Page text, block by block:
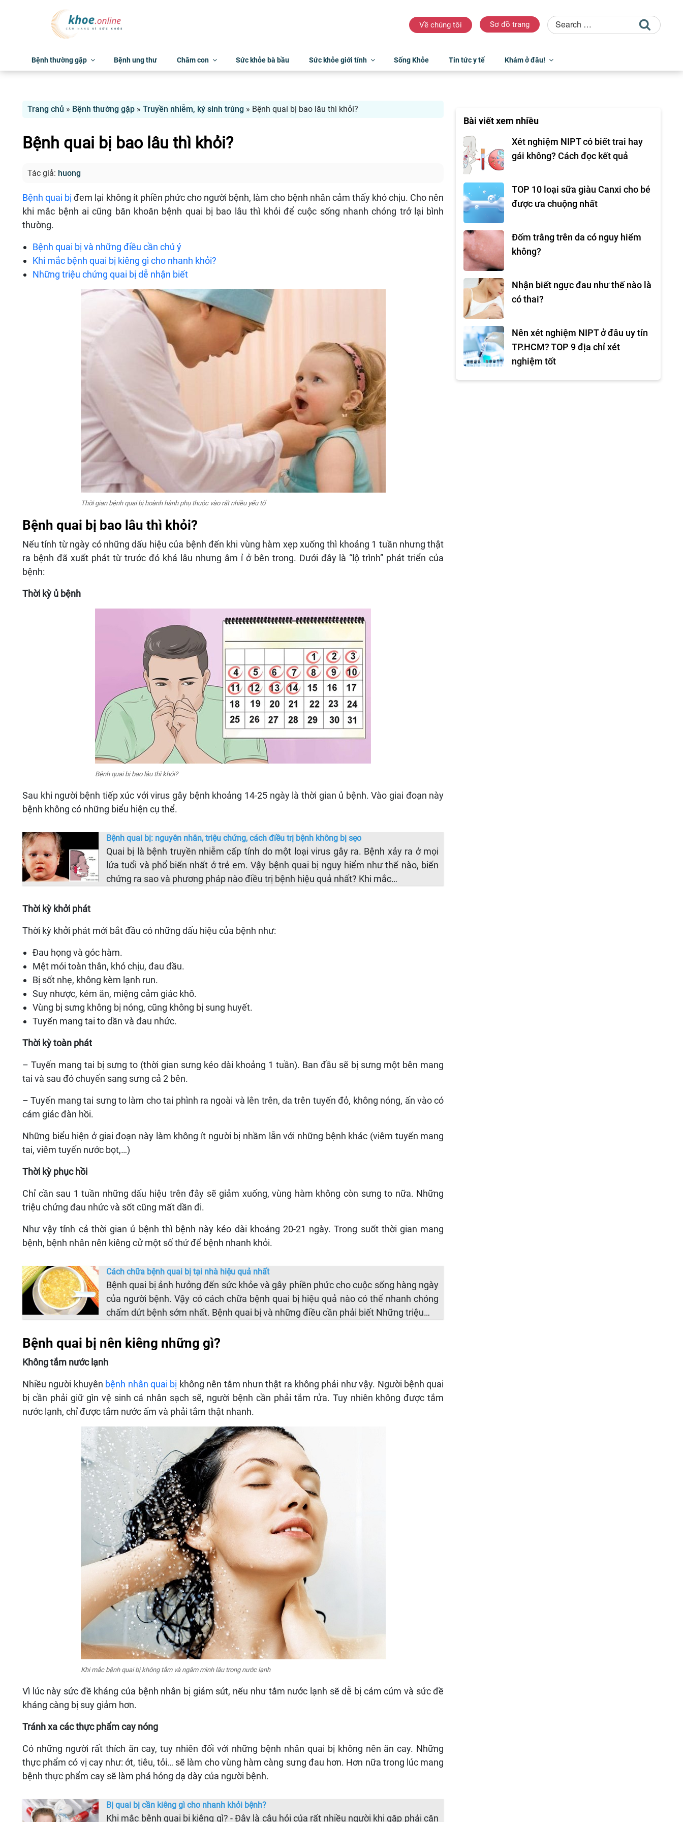
Về chúng tôi Sơ đồ trang
Bệnh thường gặp Bệnh ung thư Chăm con Sức khỏe bà bầu Sức khỏe giới tính Sống Khỏe Tin tức y tế Khám ở đâu!
Trang chủ » Bệnh thường gặp » Truyền nhiễm, ký sinh trùng » Bệnh quai bị bao lâu thì khỏi?
Bệnh quai bị bao lâu thì khỏi?
Tác giả: huong
Bệnh quai bị đem lại không ít phiền phức cho người bệnh, làm cho bệnh nhân cảm thấy khó chịu. Cho nên
khi mắc bệnh ai cũng băn khoăn bệnh quai bị bao lâu thì khỏi để cuộc sống nhanh chóng trở lại bình
thường.
Bệnh quai bị và những điều cần chú ý
Khi mắc bệnh quai bị kiêng gì cho nhanh khỏi?
Những triệu chứng quai bị dễ nhận biết
Thời gian bệnh quai bị hoành hành phụ thuộc vào rất nhiều yếu tố
Bệnh quai bị bao lâu thì khỏi?
Nếu tính từ ngày có những dấu hiệu của bệnh đến khi vùng hàm xẹp xuống thì khoảng 1 tuần nhưng thật
ra bệnh đã xuất phát từ trước đó khá lâu nhưng âm ỉ ở bên trong. Dưới đây là “lộ trình” phát triển của
bệnh:
Thời kỳ ủ bệnh
Bệnh quai bị bao lâu thì khỏi?
Sau khi người bệnh tiếp xúc với virus gây bệnh khoảng 14-25 ngày là thời gian ủ bệnh. Vào giai đoạn này
bệnh không có những biểu hiện cụ thể.
Bệnh quai bị: nguyên nhân, triệu chứng, cách điều trị bệnh không bị sẹo
Quai bị là bệnh truyền nhiễm cấp tính do một loại virus gây ra. Bệnh xảy ra ở mọi
lứa tuổi và phổ biến nhất ở trẻ em. Vậy bệnh quai bị nguy hiểm như thế nào, biến
chứng ra sao và phương pháp nào điều trị bệnh hiệu quả nhất? Khi mắc…
Thời kỳ khởi phát
Thời kỳ khởi phát mới bắt đầu có những dấu hiệu của bệnh như:
Đau họng và góc hàm.
Mệt mỏi toàn thân, khó chịu, đau đầu.
Bị sốt nhẹ, không kèm lạnh run.
Suy nhược, kém ăn, miệng cảm giác khô.
Vùng bị sưng không bị nóng, cũng không bị sung huyết.
Tuyến mang tai to dần và đau nhức.
Thời kỳ toàn phát
– Tuyến mang tai bị sưng to (thời gian sưng kéo dài khoảng 1 tuần). Ban đầu sẽ bị sưng một bên mang
tai và sau đó chuyển sang sưng cả 2 bên.
– Tuyến mang tai sưng to làm cho tai phình ra ngoài và lên trên, da trên tuyến đỏ, không nóng, ấn vào có
cảm giác đàn hồi.
Những biểu hiện ở giai đoạn này làm không ít người bị nhầm lẫn với những bệnh khác (viêm tuyến mang
tai, viêm tuyến nước bọt,…)
Thời kỳ phục hồi
Chỉ cần sau 1 tuần những dấu hiệu trên đây sẽ giảm xuống, vùng hàm không còn sưng to nữa. Những
triệu chứng đau nhức và sốt cũng mất dần đi.
Như vậy tính cả thời gian ủ bệnh thì bệnh này kéo dài khoảng 20-21 ngày. Trong suốt thời gian mang
bệnh, bệnh nhân nên kiêng cử một số thứ để bệnh nhanh khỏi.
Cách chữa bệnh quai bị tại nhà hiệu quả nhất
Bệnh quai bị ảnh hưởng đến sức khỏe và gây phiền phức cho cuộc sống hàng ngày
của người bệnh. Vậy có cách chữa bệnh quai bị hiệu quả nào có thể nhanh chóng
chấm dứt bệnh sớm nhất. Bệnh quai bị và những điều cần phải biết Những triệu…
Bệnh quai bị nên kiêng những gì?
Không tắm nước lạnh
Nhiều người khuyên bệnh nhân quai bị không nên tắm nhưn thật ra không phải như vậy. Người bệnh quai
bị cần phải giữ gìn vệ sinh cá nhân sạch sẽ, người bệnh cần phải tắm rửa. Tuy nhiên không được tắm
nước lạnh, chỉ được tắm nước ấm và phải tắm thật nhanh.
Khi mắc bệnh quai bị không tắm và ngâm mình lâu trong nước lạnh
Vì lúc này sức đề kháng của bệnh nhân bị giảm sút, nếu như tắm nước lạnh sẽ dễ bị cảm cúm và sức đề
kháng càng bị suy giảm hơn.
Tránh xa các thực phẩm cay nóng
Có những người rất thích ăn cay, tuy nhiên đối với những bệnh nhân quai bị không nên ăn cay. Những
thực phẩm có vị cay như: ớt, tiêu, tỏi… sẽ làm cho vùng hàm càng sưng đau hơn. Hơn nữa trong lúc mang
bệnh thực phẩm cay sẽ làm phá hỏng dạ dày của người bệnh.
Bị quai bị cần kiêng gì cho nhanh khỏi bệnh?
Khi mắc bệnh quai bị kiêng gì? - Đây là câu hỏi của rất nhiều người khi gặp phải căn
Bài viết xem nhiều
Xét nghiệm NIPT có biết trai hay
gái không? Cách đọc kết quả
TOP 10 loại sữa giàu Canxi cho bé
được ưa chuộng nhất
Đốm trắng trên da có nguy hiểm
không?
Nhận biết ngực đau như thế nào là
có thai?
Nên xét nghiệm NIPT ở đâu uy tín
TP.HCM? TOP 9 địa chỉ xét
nghiệm tốt